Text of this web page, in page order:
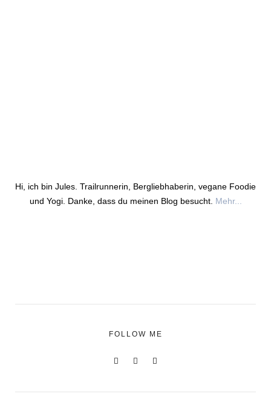
Hi, ich bin Jules. Trailrunnerin, Bergliebhaberin, vegane Foodie
und Yogi. Danke, dass du meinen Blog besucht. Mehr...
FOLLOW ME